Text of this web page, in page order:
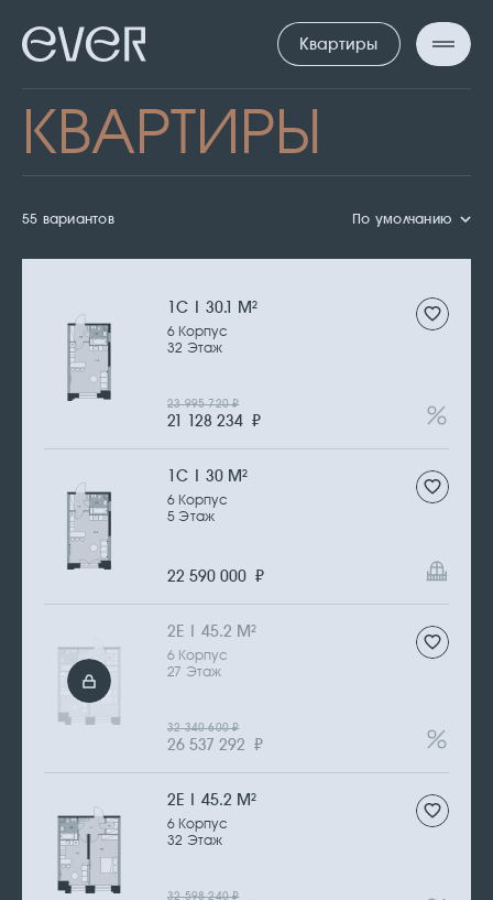
Квартиры
КВАРТИРЫ
55 вариантов По умолчанию
1С | 30.1 М2
6 Корпус
32 Этаж
21 128 234 ₽
23 995 720₽
1С | 30 М2
6 Корпус
5 Этаж
22 590 000 ₽
2Е | 45.2 М2
6 Корпус
27 Этаж
26 537 292 ₽
32 340 600₽
2Е | 45.2 М2
6 Корпус
32 Этаж
32 598 240₽